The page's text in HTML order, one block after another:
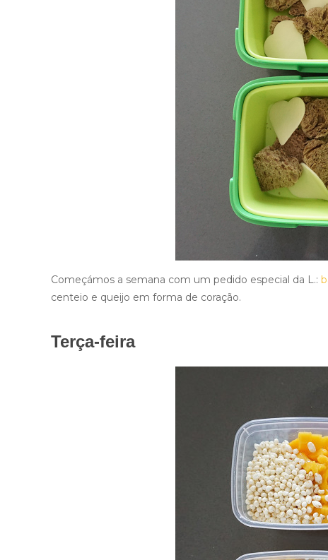
Começámos a semana com um pedido especial da L.:
centeio e queijo em forma de coração.
Terça-feira